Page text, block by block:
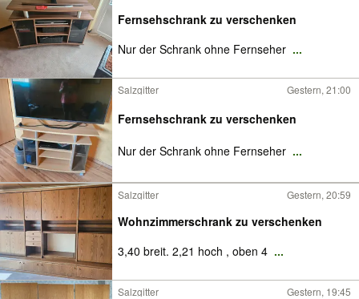
Fernsehschrank zu verschenken
Nur der Schrank ohne Fernseher ...
Salzgitter Gestern, 21:00
Fernsehschrank zu verschenken
Nur der Schrank ohne Fernseher ...
Salzgitter Gestern, 20:59
Wohnzimmerschrank zu verschenken
3,40 breit. 2,21 hoch , oben 4 ...
Salzgitter Gestern, 19:45